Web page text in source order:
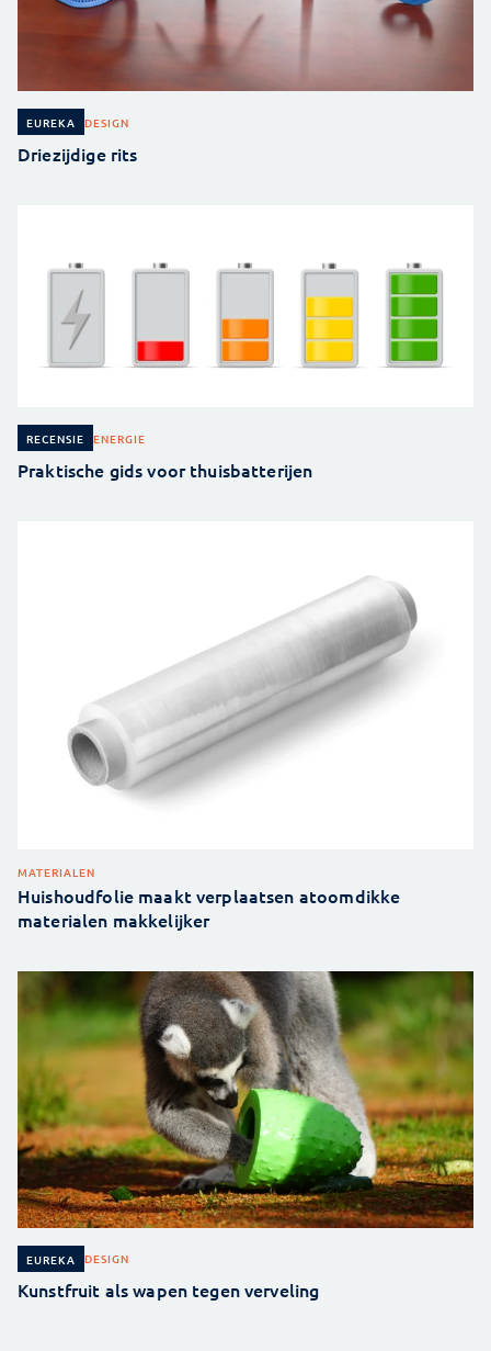
EUREKA DESIGN
Driezijdige rits
RECENSIE ENERGIE
Praktische gids voor thuisbatterijen
MATERIALEN
Huishoudfolie maakt verplaatsen atoomdikke
materialen makkelijker
EUREKA DESIGN
Kunstfruit als wapen tegen verveling